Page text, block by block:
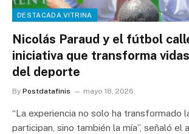
DESTACADA VITRINA
Nicolás Paraud y el fútbol
iniciativa que transforma
del deporte
By Postdatafinis mayo 18, 2026
“La experiencia no solo ha transformado
participan, sino también la mía”, señaló el